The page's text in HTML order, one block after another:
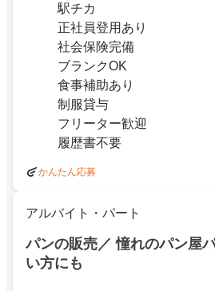
駅チカ
正社員登用あり
社会保険完備
ブランクOK
食事補助あり
制服貸与
フリーター歓迎
履歴書不要
かんたん応募
アルバイト・パート
パンの販売／ 憧れのパン屋
い方にも